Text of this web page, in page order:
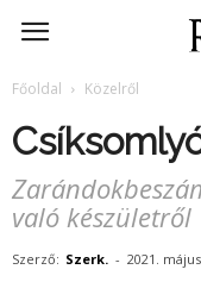
RomKat.ro
Főoldal Közelről
való készületről
Szerző: Szerk. - 2021.